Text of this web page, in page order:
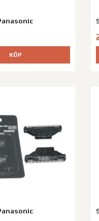
KÖP